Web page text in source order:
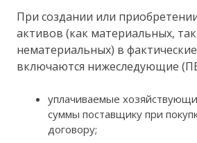
При создании или
активов (как материальных,
нематериальных) в
включаются нижеследующие
уплачиваемые
суммы поставщику при
договору;